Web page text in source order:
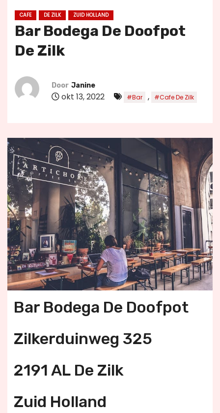
CAFE DE ZILK ZUID HOLLAND
Bar Bodega De Doofpot
De Zilk
Door Janine
okt 13, 2022 #Bar , #Cafe De Zilk
Bar Bodega De Doofpot
Zilkerduinweg 325
2191 AL De Zilk
Zuid Holland